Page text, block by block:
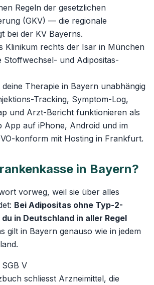
Regeln der gesetzlichen
(GKV) — die regionale
bei der KV Bayerns.
Klinikum rechts der Isar in München
Stoffwechsel- und Adipositas-
deine Therapie in Bayern unabhängig
Tracking, Symptom-Log,
und Arzt-Bericht funktionieren als
App auf iPhone, Android und im
konform mit Hosting in Frankfurt.
in Bayern?
vorweg, weil sie über alles
Bei Adipositas ohne Typ-2-
in Deutschland in aller Regel
gilt in Bayern genauso wie in jedem
V
schliesst Arzneimittel, die